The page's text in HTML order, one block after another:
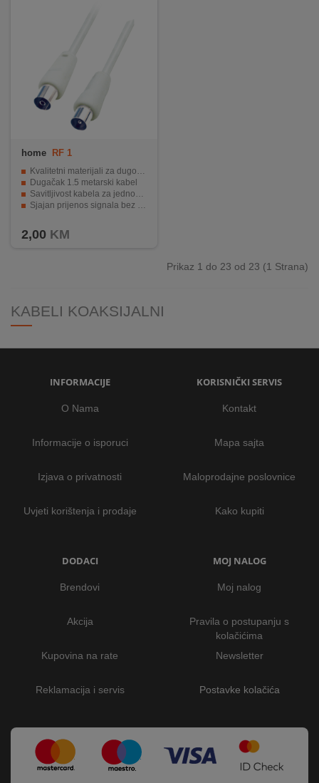
home RF 1
Kvalitetni materijali za dugotrajnu upotrebu
Dugačak 1.5 metarski kabel
Savitljivost kabela za jednostavnu instalaciju
Sjajan prijenos signala bez gubitaka
2,00 KM
Prikaz 1 do 23 od 23 (1 Strana)
KABELI KOAKSIJALNI
INFORMACIJE
O Nama
Informacije o isporuci
Izjava o privatnosti
Uvjeti korištenja i prodaje
KORISNIČKI SERVIS
Kontakt
Mapa sajta
Maloprodajne poslovnice
Kako kupiti
DODACI
Brendovi
Akcija
Kupovina na rate
Reklamacija i servis
MOJ NALOG
Moj nalog
Pravila o postupanju s
kolačićima
Newsletter
Postavke kolačića